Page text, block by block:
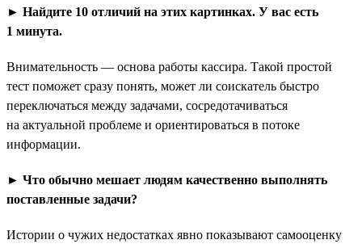
► Найдите 10 отличий на этих картинках. У вас есть
1 минута.
Внимательность — основа работы кассира. Такой простой
тест поможет сразу понять, может ли соискатель быстро
переключаться между задачами, сосредотачиваться
на актуальной проблеме и ориентироваться в потоке
информации.
► Что обычно мешает людям качественно выполнять
поставленные задачи?
Истории о чужих недостатках явно показывают самооценку